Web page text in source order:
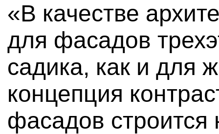
«В качестве
для фасадов
садика, как и для
концепция
фасадов строится